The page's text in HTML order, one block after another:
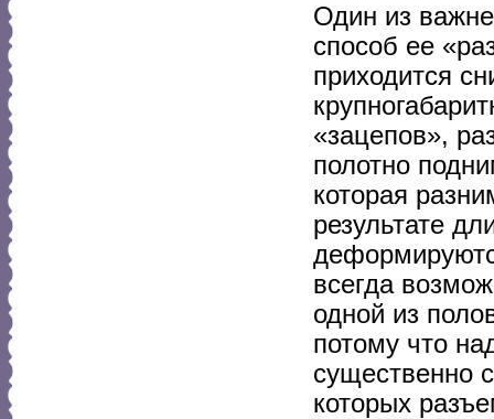
Один из
способ ее
приходится
«зацепов»,
полотно
которая
результате
всегда
одной из
потому что
существенно
которых